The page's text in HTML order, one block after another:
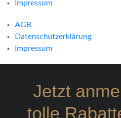
Impressum
AGB
Datenschutzerklärung
Impressum
Jetzt
tolle